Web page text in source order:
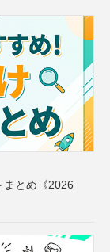
まとめ《2026